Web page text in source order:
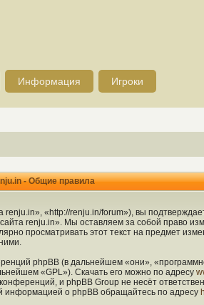
Информация Игроки
- Общие правила
«http://renju.in/forum»), вы
renju.in». Мы оставляем за собой право
просматривать этот текст на предмет
phpBB (в дальнейшем «они»,
«GPL»). Скачать его можно по адресу
и phpBB Group не несёт
информацией о phpBB обращайтесь по адресу